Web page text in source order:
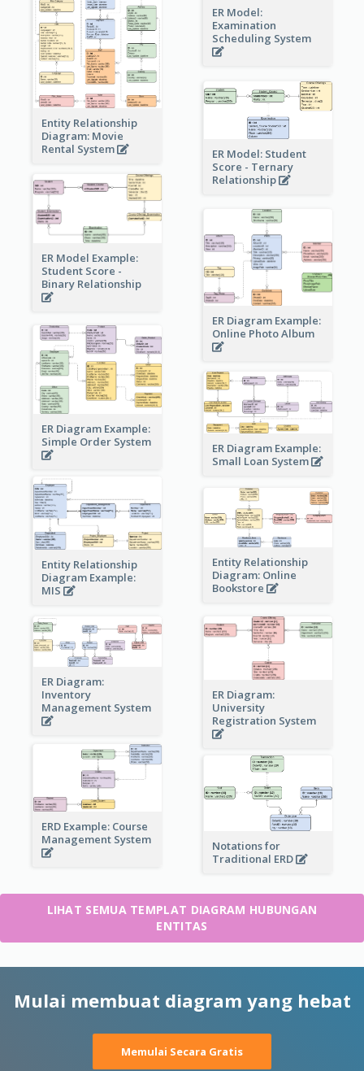
ER Model:
Examination
Scheduling System
Entity Relationship
Diagram: Movie
Rental System
ER Model: Student
Score - Ternary
Relationship
ER Model Example:
Student Score -
Binary Relationship
ER Diagram Example:
Online Photo Album
ER Diagram Example:
Simple Order System
ER Diagram Example:
Small Loan System
Entity Relationship
Diagram Example:
MIS
Entity Relationship
Diagram: Online
Bookstore
ER Diagram:
Inventory
Management System
ER Diagram:
University
Registration System
ERD Example: Course
Management System
Notations for
Traditional ERD
LIHAT SEMUA TEMPLAT DIAGRAM HUBUNGAN
ENTITAS
Mulai membuat diagram yang hebat
Memulai Secara Gratis